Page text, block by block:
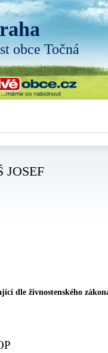
obce Točná
JOSEF
dle živnostenského